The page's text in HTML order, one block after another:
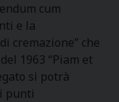
cum
e la
cremazione” che
1963 “Piam et
si potrà
punti